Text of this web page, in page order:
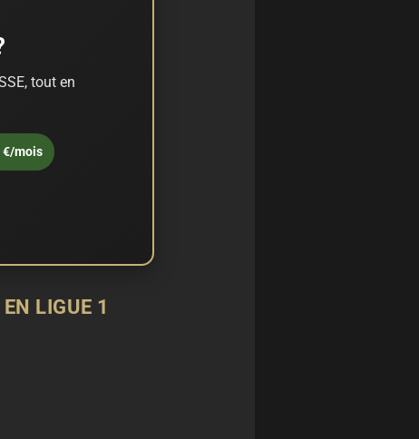
tout en
€/mois
LIGUE 1